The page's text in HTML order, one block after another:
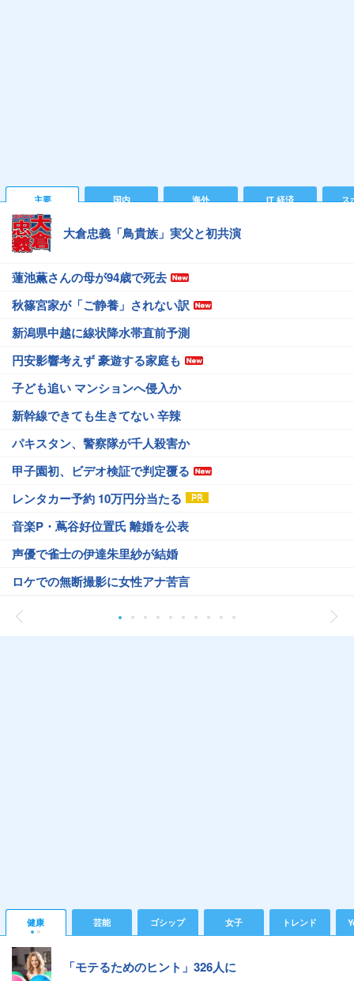
主要 国内 海外 IT 経済 ス
大倉忠義「鳥貴族」実父と初共演
蓮池薫さんの母が94歳で死去
秋篠宮家が「ご静養」されない訳
新潟県中越に線状降水帯直前予測
円安影響考えず 豪遊する家庭も
子ども追い マンションへ侵入か
新幹線できても生きてない 辛辣
パキスタン、警察隊が千人殺害か
甲子園初、ビデオ検証で判定覆る
レンタカー予約 10万円分当たる
音楽P・蔦谷好位置氏 離婚を公表
声優で雀士の伊達朱里紗が結婚
ロケでの無断撮影に女性アナ苦言
健康 芸能 ゴシップ 女子 トレンド
「モテるためのヒント」326人に